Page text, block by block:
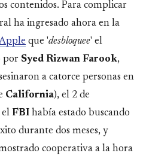
contenidos. Para complicar
ha ingresado ahora en la
que 'desbloquee' el
por Syed Rizwan Farook,
a catorce personas en
California), el 2 de
el FBI había estado buscando
durante dos meses, y
cooperativa a la hora